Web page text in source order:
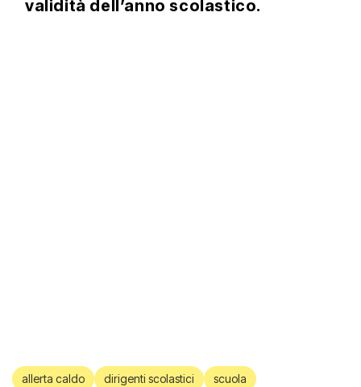
validità dell’anno scolastico.
allerta caldo dirigenti scolastici scuola